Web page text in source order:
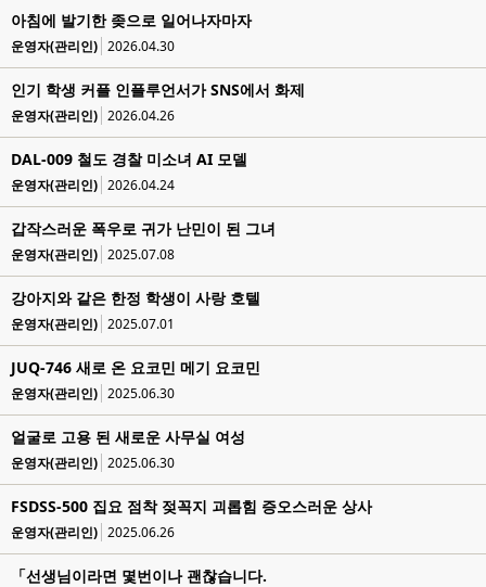
아침에 발기한 좆으로 일어나자마자
운영자(관리인) 2026.04.30
인기 학생 커플 인플루언서가 SNS에서 화제
운영자(관리인) 2026.04.26
DAL-009 철도 경찰 미소녀 AI 모델
운영자(관리인) 2026.04.24
갑작스러운 폭우로 귀가 난민이 된 그녀
운영자(관리인) 2025.07.08
강아지와 같은 한정 학생이 사랑 호텔
운영자(관리인) 2025.07.01
JUQ-746 새로 온 요코민 메기 요코민
운영자(관리인) 2025.06.30
얼굴로 고용 된 새로운 사무실 여성
운영자(관리인) 2025.06.30
FSDSS-500 집요 점착 젖꼭지 괴롭힘 증오스러운 상사
운영자(관리인) 2025.06.26
「선생님이라면 몇번이나 괜찮습니다.